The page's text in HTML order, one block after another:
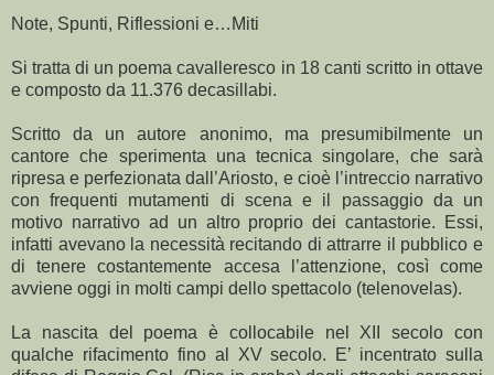
Note, Spunti, Riflessioni e…Miti
Si tratta di un poema cavalleresco in 18 canti scritto in ottave
e composto da 11.376 decasillabi.
Scritto da un autore anonimo, ma presumibilmente un
cantore che sperimenta una tecnica singolare, che sarà
ripresa e perfezionata dall’Ariosto, e cioè l’intreccio narrativo
con frequenti mutamenti di scena e il passaggio da un
motivo narrativo ad un altro proprio dei cantastorie. Essi,
infatti avevano la necessità recitando di attrarre il pubblico e
di tenere costantemente accesa l’attenzione, così come
avviene oggi in molti campi dello spettacolo (telenovelas).
La nascita del poema è collocabile nel XII secolo con
qualche rifacimento fino al XV secolo. E’ incentrato sulla